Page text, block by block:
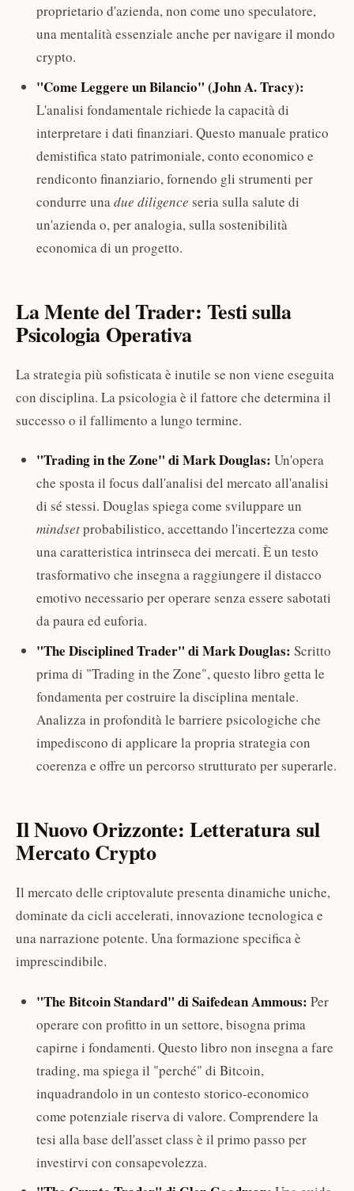
proprietario d'azienda, non come uno speculatore,
una mentalità essenziale anche per navigare il mondo
crypto.
"Come Leggere un Bilancio" (John A. Tracy):
L'analisi fondamentale richiede la capacità di
interpretare i dati finanziari. Questo manuale pratico
demistifica stato patrimoniale, conto economico e
rendiconto finanziario, fornendo gli strumenti per
condurre una due diligence seria sulla salute di
un'azienda o, per analogia, sulla sostenibilità
economica di un progetto.
La Mente del Trader: Testi sulla
Psicologia Operativa
La strategia più sofisticata è inutile se non viene eseguita
con disciplina. La psicologia è il fattore che determina il
successo o il fallimento a lungo termine.
"Trading in the Zone" di Mark Douglas: Un'opera
che sposta il focus dall'analisi del mercato all'analisi
di sé stessi. Douglas spiega come sviluppare un
mindsetprobabilistico, accettando l'incertezza come
una caratteristica intrinseca dei mercati. È un testo
trasformativo che insegna a raggiungere il distacco
emotivo necessario per operare senza essere sabotati
da paura ed euforia.
"The Disciplined Trader" di Mark Douglas: Scritto
prima di "Trading in the Zone", questo libro getta le
fondamenta per costruire la disciplina mentale.
Analizza in profondità le barriere psicologiche che
impediscono di applicare la propria strategia con
coerenza e offre un percorso strutturato per superarle.
Il Nuovo Orizzonte: Letteratura sul
Mercato Crypto
Il mercato delle criptovalute presenta dinamiche uniche,
dominate da cicli accelerati, innovazione tecnologica e
una narrazione potente. Una formazione specifica è
imprescindibile.
"The Bitcoin Standard" di Saifedean Ammous: Per
operare con profitto in un settore, bisogna prima
capirne i fondamenti. Questo libro non insegna a fare
trading, ma spiega il "perché" di Bitcoin,
inquadrandolo in un contesto storico-economico
come potenziale riserva di valore. Comprendere la
tesi alla base dell'asset class è il primo passo per
investirvi con consapevolezza.